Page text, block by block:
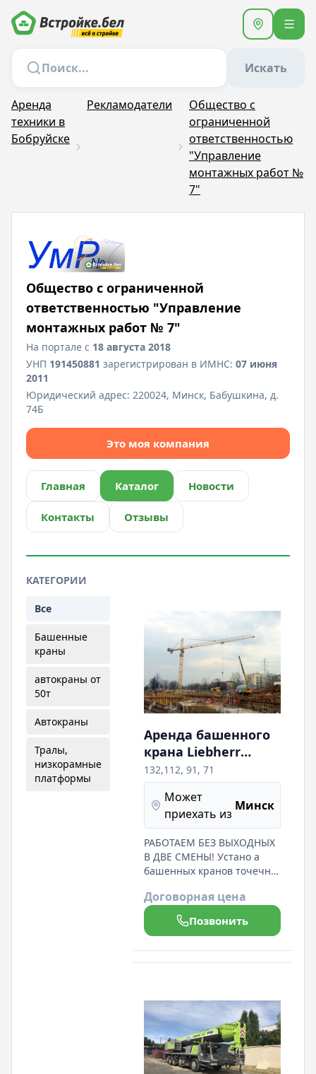
Искать
Аренда
техники в
Бобруйске
Рекламодатели
Общество с
ограниченной
ответственностью
"Управление
монтажных работ №
7"
Общество с ограниченной
ответственностью "Управление
монтажных работ № 7"
На портале с 18 августа 2018
УНП 191450881 зарегистрирован в ИМНС: 07 июня
2011
Юридический адрес: 220024, Минск, Бабушкина, д.
74Б
Это моя компания
Главная Каталог Новости
Контакты Отзывы
КАТЕГОРИИ
Все
Башенные
краны
автокраны от
50т
Автокраны
Тралы,
низкорамные
платформы
Аренда башенного
крана Liebherr
132,112, 91, 71.
Собственник
132,112, 91, 71
Может
приехать из
Минск
РАБОТАЕМ БЕЗ ВЫХОДНЫХ
В ДВЕ СМЕНЫ! Устано а
башенных кранов точечно
Осуществляем полное
сопровождение башенных
кранов проектной
техкарты на отдельные
Договорная цена
Позвонить